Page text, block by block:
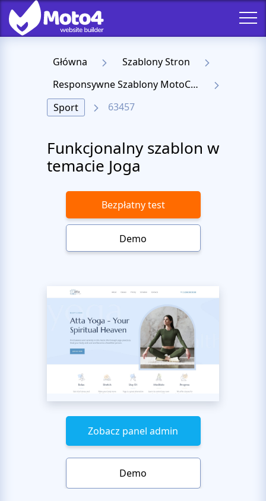
Główna
Szablony Stron
Responsywne Szablony MotoCMS 3
Sport
63457
Funkcjonalny szablon w
temacie Joga
Bezpłatny test
Demo
Zobacz panel admin
Demo